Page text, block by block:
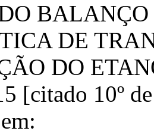
DE
DO
[citado 10º